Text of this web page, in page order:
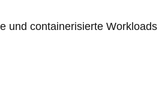
und containerisierte Workloads